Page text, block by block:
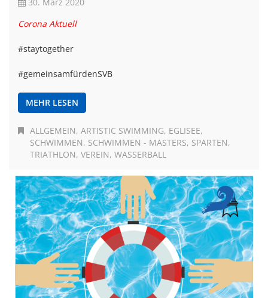
Corona Aktuell
#staytogether
#gemeinsamfürdenSVB
MEHR LESEN
ALLGEMEIN ARTISTIC SWIMMING EGLISEE
SCHWIMMEN SCHWIMMEN - MASTERS SPARTEN
TRIATHLON VEREIN WASSERBALL